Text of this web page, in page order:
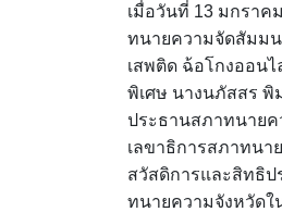
เมื่อวันที่ 13 มกราค
ทนายความจัดสัมมน
เสพติด ฉ้อโกงออน
พิเศษ นางนภัสสร พิ
ประธานสภาทนายค
เลขาธิการสภาทนา
สวัสดิการและสิทธิ
ทนายความจังหวัดใ